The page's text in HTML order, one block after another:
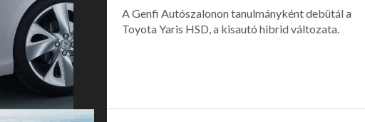
A Genfi Autószalonon tanulmányként debütál a
Toyota Yaris HSD, a kisautó hibrid változata.